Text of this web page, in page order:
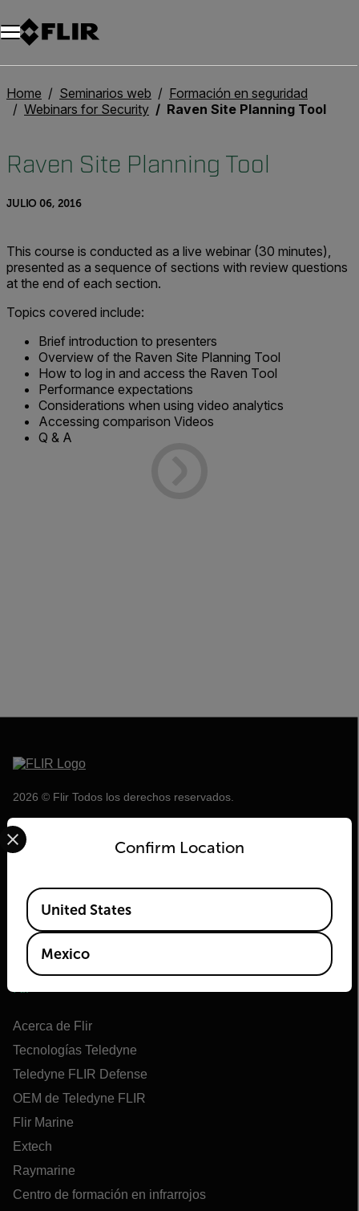
Home Seminarios web
Formación en seguridad
Webinars for Security
Raven Site Planning Tool
Raven Site Planning Tool
JULIO 06, 2016
This course is conducted as a live webinar (30 minutes),
presented as a sequence of sections with review questions
at the end of each section.
Topics covered include:
Brief introduction to presenters
Overview of the Raven Site Planning Tool
How to log in and access the Raven Tool
Performance expectations
Considerations when using video analytics
Accessing comparison Videos
Q & A
2026 © Flir Todos los derechos reservados.
Acerca de Flir
Tecnologías Teledyne
Teledyne FLIR Defense
OEM de Teledyne FLIR
Flir Marine
Extech
Raymarine
Centro de formación en infrarrojos
Confirm Location
Select your preferred country and language from the
Available Locations
United States
Mexico